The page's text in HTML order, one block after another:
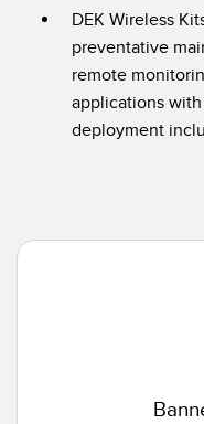
付属品
コンバータ
コードセット
Banner Measurement
DEK Wireless
preventative
remote
applications
deployment